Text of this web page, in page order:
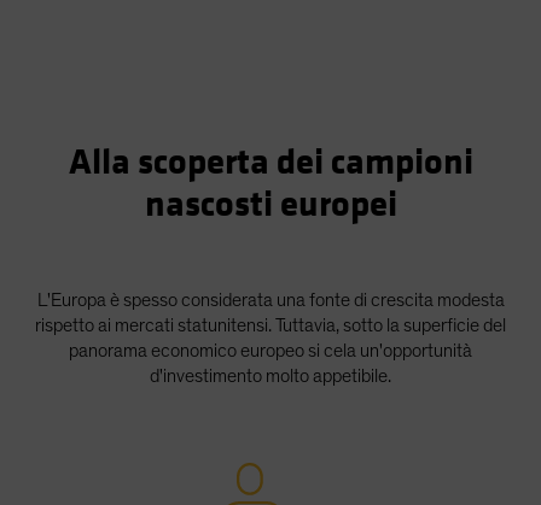
US (Non-US Citizens/NRC)
Alla scoperta dei campioni
nascosti europei
L'Europa è spesso considerata una fonte di crescita modesta
rispetto ai mercati statunitensi. Tuttavia, sotto la superficie del
panorama economico europeo si cela un'opportunità
d'investimento molto appetibile.